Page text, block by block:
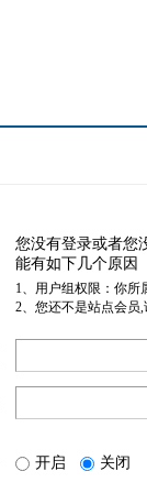
您没有登录或者您
能有如下几个原因
1、用户组权限：你所
2、您还不是站点会员
开启 关闭